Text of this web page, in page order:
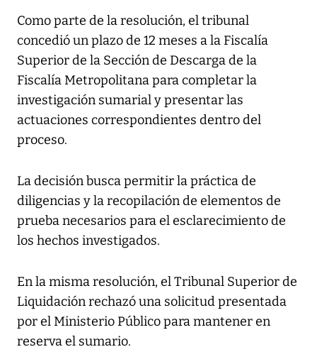
Como parte de la resolución, el tribunal
concedió un plazo de 12 meses a la Fiscalía
Superior de la Sección de Descarga de la
Fiscalía Metropolitana para completar la
investigación sumarial y presentar las
actuaciones correspondientes dentro del
proceso.
La decisión busca permitir la práctica de
diligencias y la recopilación de elementos de
prueba necesarios para el esclarecimiento de
los hechos investigados.
En la misma resolución, el Tribunal Superior de
Liquidación rechazó una solicitud presentada
por el Ministerio Público para mantener en
reserva el sumario.